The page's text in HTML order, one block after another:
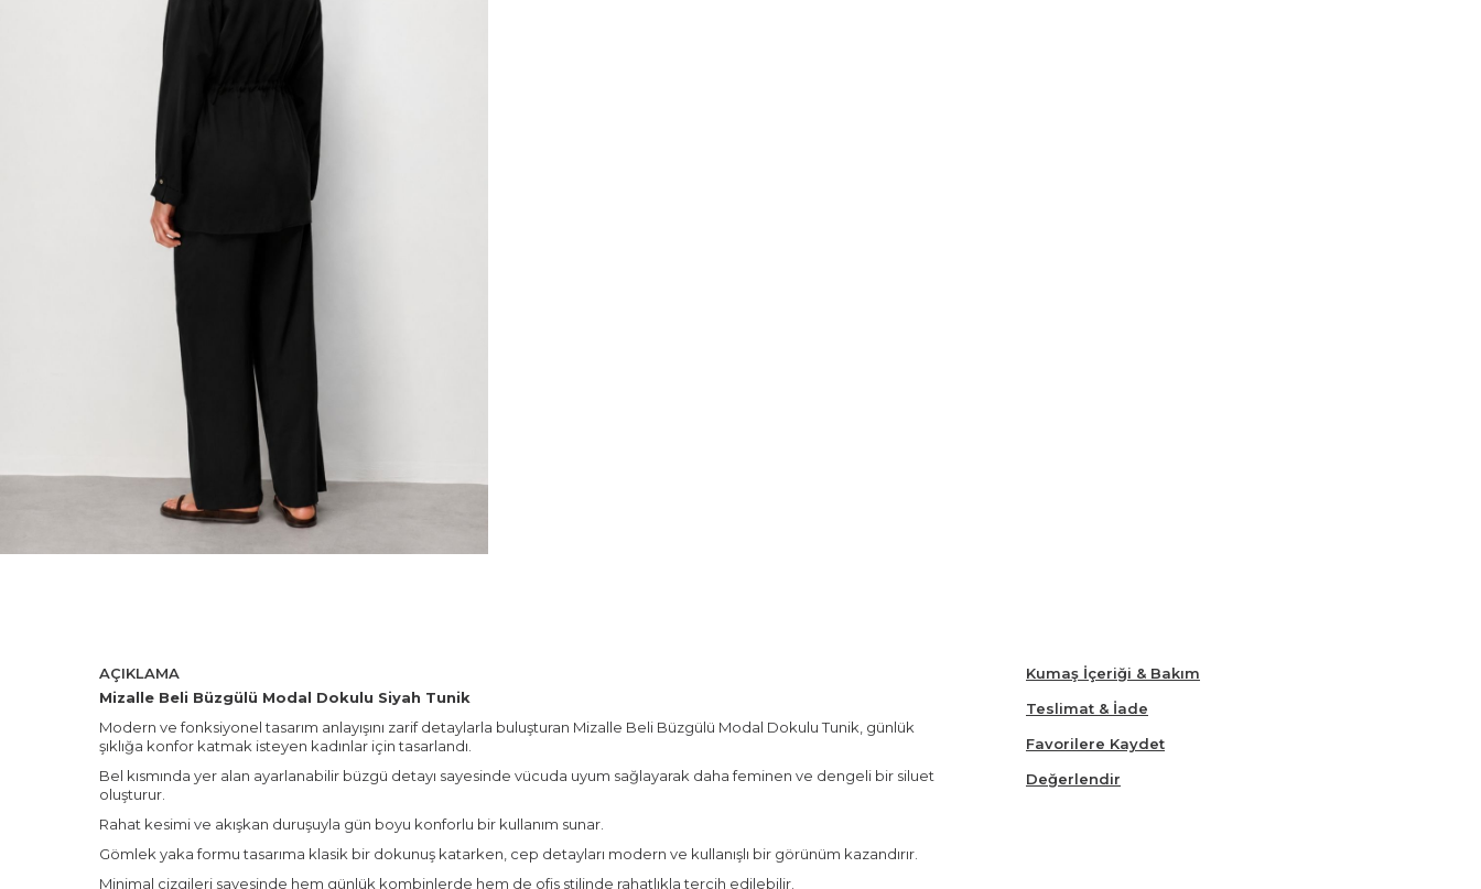
AÇIKLAMA
Mizalle Beli Büzgülü Modal Dokulu Siyah Tunik
Modern ve fonksiyonel tasarım anlayışını zarif detaylarla buluşturan Mizalle Beli Büzgülü Modal Dokulu Tunik, günlük
şıklığa konfor katmak isteyen kadınlar için tasarlandı.
Bel kısmında yer alan ayarlanabilir büzgü detayı sayesinde vücuda uyum sağlayarak daha feminen ve dengeli bir siluet
oluşturur.
Rahat kesimi ve akışkan duruşuyla gün boyu konforlu bir kullanım sunar.
Gömlek yaka formu tasarıma klasik bir dokunuş katarken, cep detayları modern ve kullanışlı bir görünüm kazandırır.
Minimal çizgileri sayesinde hem günlük kombinlerde hem de ofis stilinde rahatlıkla tercih edilebilir.
Kumaş İçeriği & Bakım
Teslimat & İade
Favorilere Kaydet
Değerlendir